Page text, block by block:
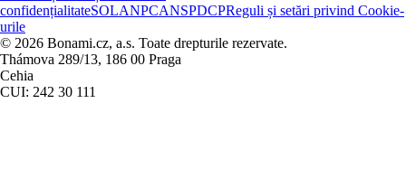
confidențialitateSOLANPCANSPDCPReguli și setări privind Cookie-
urile
© 2026 Bonami.cz, a.s. Toate drepturile rezervate.
Thámova 289/13, 186 00 Praga
Cehia
CUI: 242 30 111